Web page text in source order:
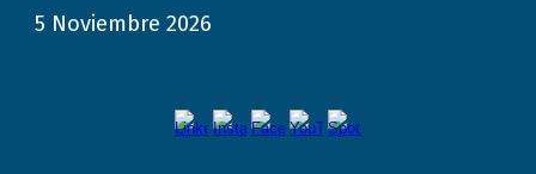
5 Noviembre 2026